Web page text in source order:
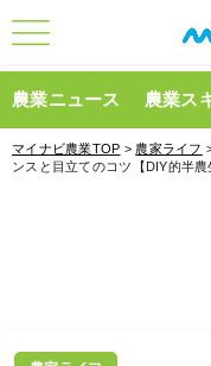
農業ニュース 農業ス
マイナビ農業TOP > 農家ライフ
ンスと目立てのコツ【DIY的半農